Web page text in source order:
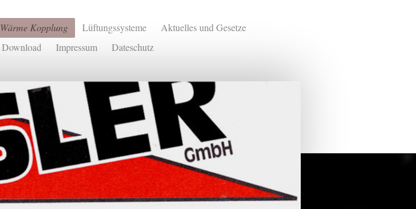
Kopplung Lüftungssysteme
Aktuelles und Gesetze
Download Impressum Dateschutz